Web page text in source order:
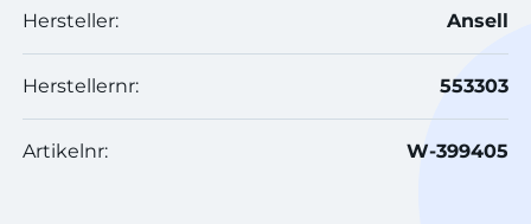
Hersteller: Ansell
Herstellernr: 553303
Artikelnr: W-399405